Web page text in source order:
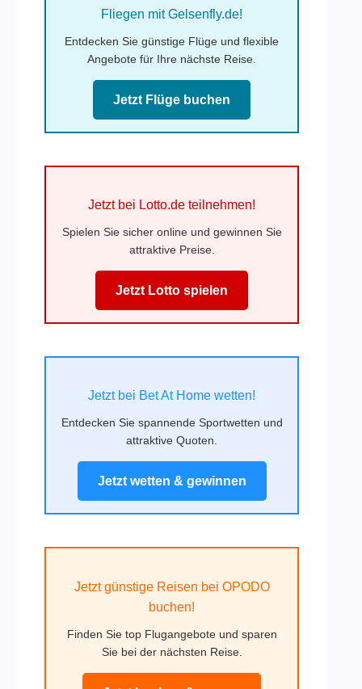
Fliegen mit Gelsenfly.de!
Entdecken Sie günstige Flüge und flexible
Angebote für Ihre nächste Reise.
Jetzt Flüge buchen
Jetzt bei Lotto.de teilnehmen!
Spielen Sie sicher online und gewinnen Sie
attraktive Preise.
Jetzt Lotto spielen
Jetzt bei Bet At Home wetten!
Entdecken Sie spannende Sportwetten und
attraktive Quoten.
Jetzt wetten & gewinnen
Jetzt günstige Reisen bei OPODO
buchen!
Finden Sie top Flugangebote und sparen
Sie bei der nächsten Reise.